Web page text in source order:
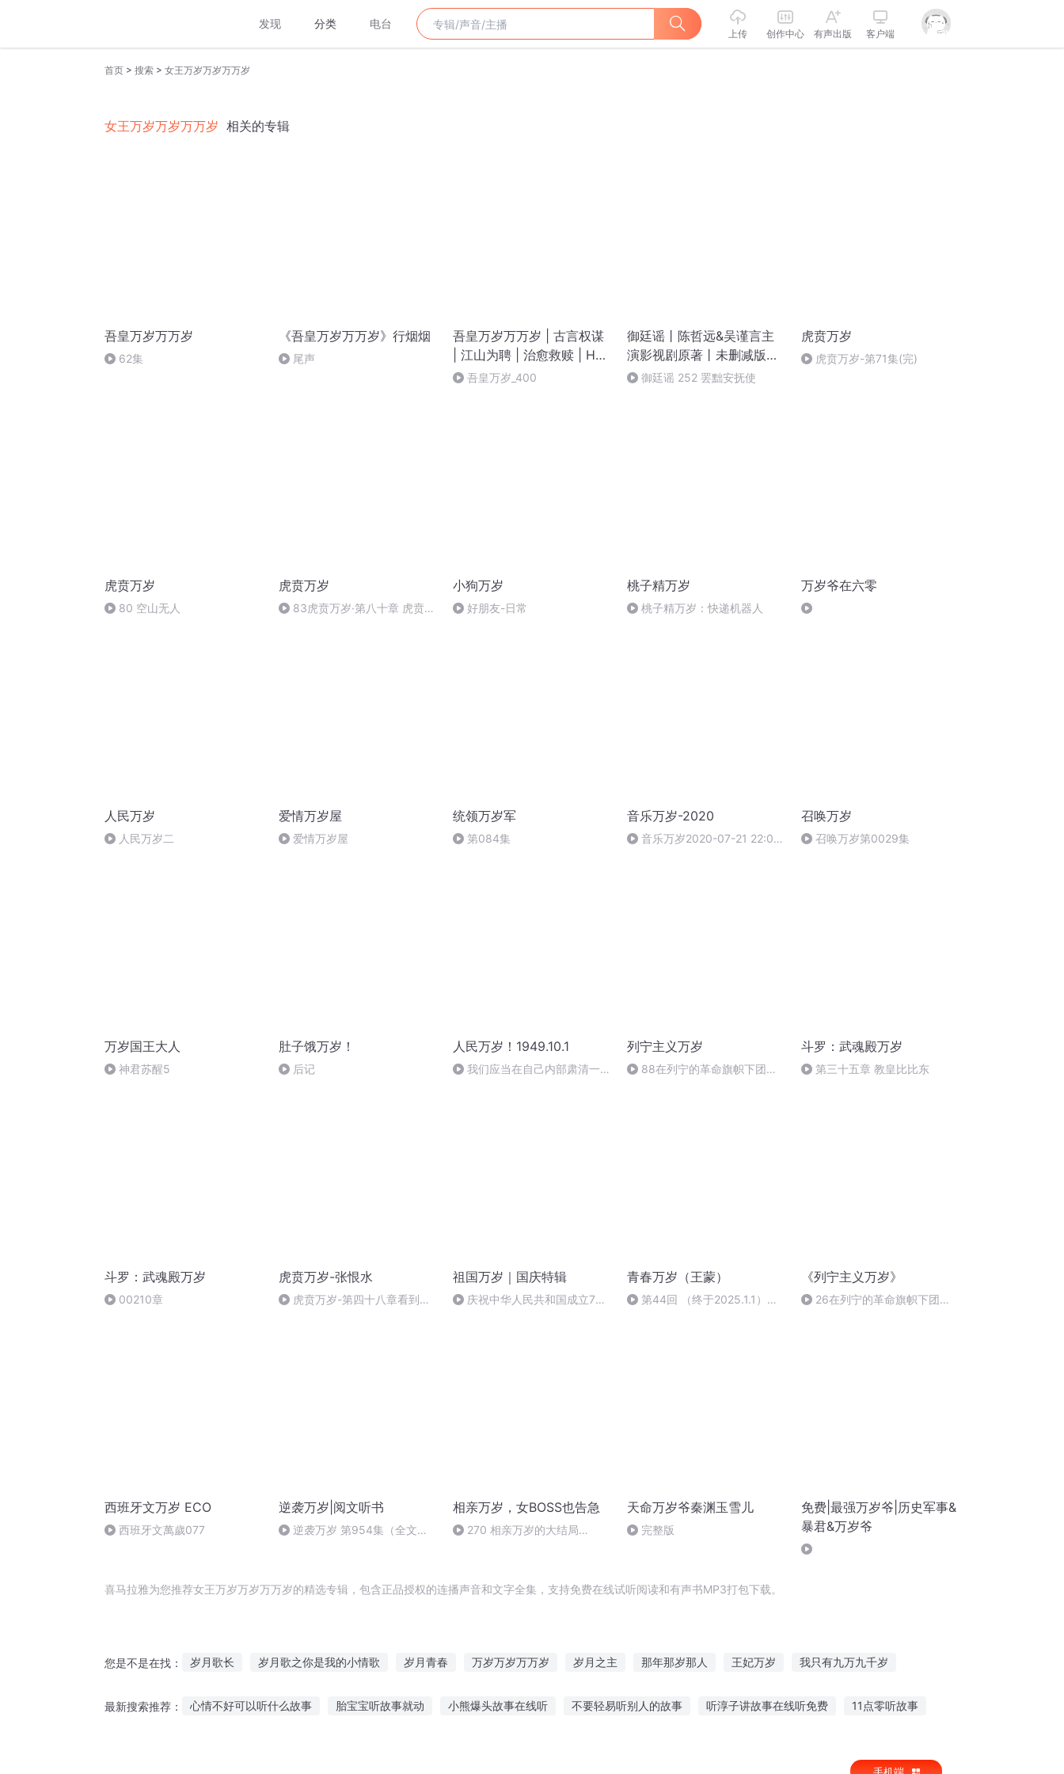
发现 分类 电台
上传 创作中心 有声出版 客户端
首页 > 搜索 > 女王万岁万岁万万岁
女王万岁万岁万万岁 相关的专辑
吾皇万岁万万岁
62集
《吾皇万岁万万岁》行烟烟
尾声
吾皇万岁万万岁 | 古言权谋
| 江山为聘 | 治愈救赎 | HE |
御廷谣原著
吾皇万岁_400
御廷谣丨陈哲远&吴谨言主
演影视剧原著丨未删减版丨
江山为聘丨吾皇万岁万万岁
御廷谣 252 罢黜安抚使
虎贲万岁
虎贲万岁-第71集(完)
虎贲万岁
80 空山无人
虎贲万岁
83虎贲万岁·第八十章 虎贲万
小狗万岁
好朋友-日常
桃子精万岁
桃子精万岁：快递机器人
万岁爷在六零
人民万岁
人民万岁二
爱情万岁屋
爱情万岁屋
统领万岁军
第084集
音乐万岁-2020
音乐万岁2020-07-21 22:00-
召唤万岁
召唤万岁第0029集
万岁国王大人
神君苏醒5
肚子饿万岁！
后记
人民万岁！1949.10.1
我们应当在自己内部肃清一切
列宁主义万岁
88在列宁的革命旗帜下团结
斗罗：武魂殿万岁
第三十五章 教皇比比东
斗罗：武魂殿万岁
00210章
虎贲万岁-张恨水
虎贲万岁-第四十八章看到巨
祖国万岁｜国庆特辑
庆祝中华人民共和国成立73
青春万岁（王蒙）
第44回 （终于2025.1.1）后
《列宁主义万岁》
26在列宁的革命旗帜下团结
西班牙文万岁 ECO
西班牙文萬歲077
逆袭万岁|阅文听书
逆袭万岁 第954集（全文
相亲万岁，女BOSS也告急
270 相亲万岁的大结局
天命万岁爷秦渊玉雪儿
完整版
免费|最强万岁爷|历史军事&
暴君&万岁爷
喜马拉雅为您推荐女王万岁万岁万万岁的精选专辑，包含正品授权的连播声音和文字全集，支持免费在线试听阅读和有声书MP3打包下载。
您是不是在找： 岁月歌长 岁月歌之你是我的小情歌 岁月青春 万岁万岁万万岁 岁月之主 那年那岁那人 王妃万岁 我只有九万九千岁
最新搜索推荐： 心情不好可以听什么故事 胎宝宝听故事就动 小熊爆头故事在线听 不要轻易听别人的故事 听淳子讲故事在线听免费 11点零听故事